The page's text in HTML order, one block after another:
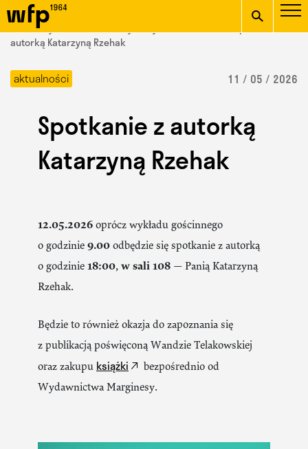
Oficjalna witryna
Wydziału Form
Przemysłowych ASP w
Krakowie
wpisz szukaną frazę
/ Wydział Form Przemysłowych /
autorką Katarzyną Rzehak
aktualności 11 / 05 / 2026
Spotkanie z autorką
Katarzyną Rzehak
12.05.2026 oprócz wykładu gościnnego
o godzinie 9.00 odbędzie się spotkanie z autorką
o godzinie 18:00, w sali 108 — Panią Katarzyną
Rzehak.
Będzie to również okazja do zapoznania się
z publikacją poświęconą Wandzie Telakowskiej
oraz zakupu książki
bezpośrednio od
Wydawnictwa Marginesy.